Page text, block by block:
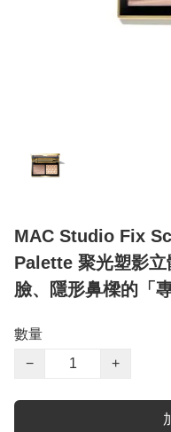
MAC Studio Fix
Palette 聚光塑影
臉、隱形鼻樑的「
數量
−
+